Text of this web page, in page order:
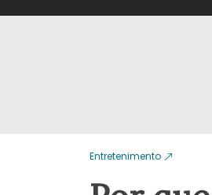
Entretenimento